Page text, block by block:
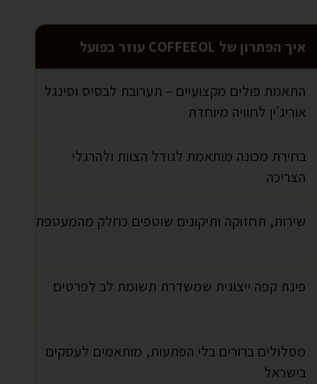
איך הפתרון של COFFEEOL עוזר בפועל
התאמת פולים מקצועיים – תערובת לבסיס וסינגל
אוריג'ין לחוויה מיוחדת
בחירת מכונה מותאמת לגודל הצוות ולהרגלי
הצריכה
שירות, תחזוקה ותיקונים שוטפים כחלק מהמעטפת
פינת קפה ייצוגית שמשדרת תשומת לב לפרטים
מסלולים ברורים בלי הפתעות, מותאמים לעסקים
בישראל